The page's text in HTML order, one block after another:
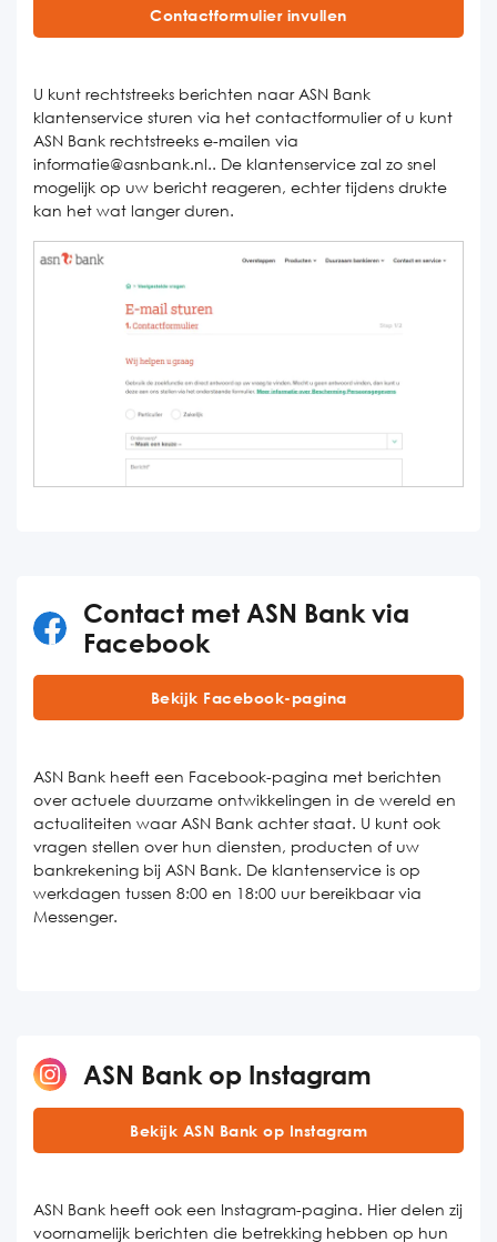
Contactformulier invullen
U kunt rechtstreeks berichten naar ASN Bank
klantenservice sturen via het contactformulier of u kunt
ASN Bank rechtstreeks e-mailen via
informatie@asnbank.nl.. De klantenservice zal zo snel
mogelijk op uw bericht reageren, echter tijdens drukte
kan het wat langer duren.
Contact met ASN Bank via
Facebook
Bekijk Facebook-pagina
ASN Bank heeft een Facebook-pagina met berichten
over actuele duurzame ontwikkelingen in de wereld en
actualiteiten waar ASN Bank achter staat. U kunt ook
vragen stellen over hun diensten, producten of uw
bankrekening bij ASN Bank. De klantenservice is op
werkdagen tussen 8:00 en 18:00 uur bereikbaar via
Messenger.
ASN Bank op Instagram
Bekijk ASN Bank op Instagram
ASN Bank heeft ook een Instagram-pagina. Hier delen zij
voornamelijk berichten die betrekking hebben op hun